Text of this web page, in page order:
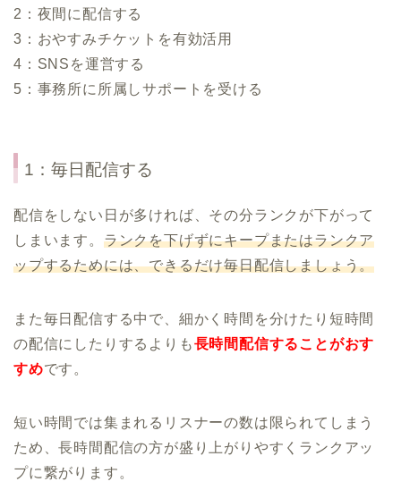
2：夜間に配信する
3：おやすみチケットを有効活用
4：SNSを運営する
5：事務所に所属しサポートを受ける
1：毎日配信する
配信をしない日が多ければ、その分ランクが下がって
しまいます。 ランクを下げずにキープまたはランクア
ップするためには、できるだけ毎日配信しましょう。
また毎日配信する中で、細かく時間を分けたり短時間
の配信にしたりするよりも長時間配信することがおす
すめです。
短い時間では集まれるリスナーの数は限られてしまう
ため、長時間配信の方が盛り上がりやすくランクアッ
プに繋がります。